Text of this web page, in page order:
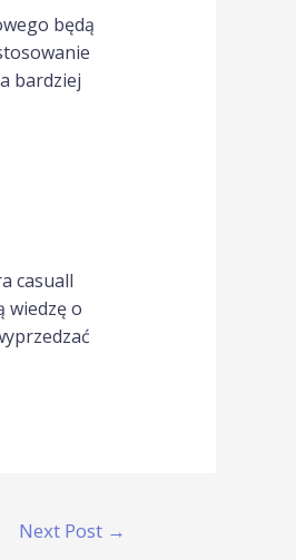
będą
bardziej
casuall
wiedzę o
Next Post →